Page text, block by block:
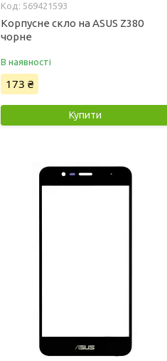
569421593
Корпусне скло на ASUS Z380
чорне
В наявності
173 ₴
Купити